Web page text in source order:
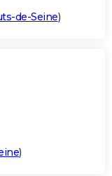
de-Seine)
)